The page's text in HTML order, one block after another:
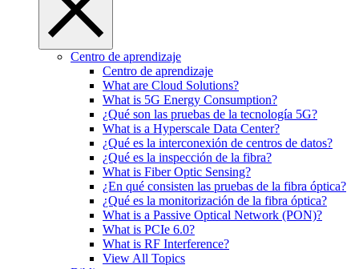
Centro de aprendizaje
Centro de aprendizaje
What are Cloud Solutions?
What is 5G Energy Consumption?
¿Qué son las pruebas de la tecnología 5G?
What is a Hyperscale Data Center?
¿Qué es la interconexión de centros de datos?
¿Qué es la inspección de la fibra?
What is Fiber Optic Sensing?
¿En qué consisten las pruebas de la fibra óptica?
¿Qué es la monitorización de la fibra óptica?
What is a Passive Optical Network (PON)?
What is PCIe 6.0?
What is RF Interference?
View All Topics